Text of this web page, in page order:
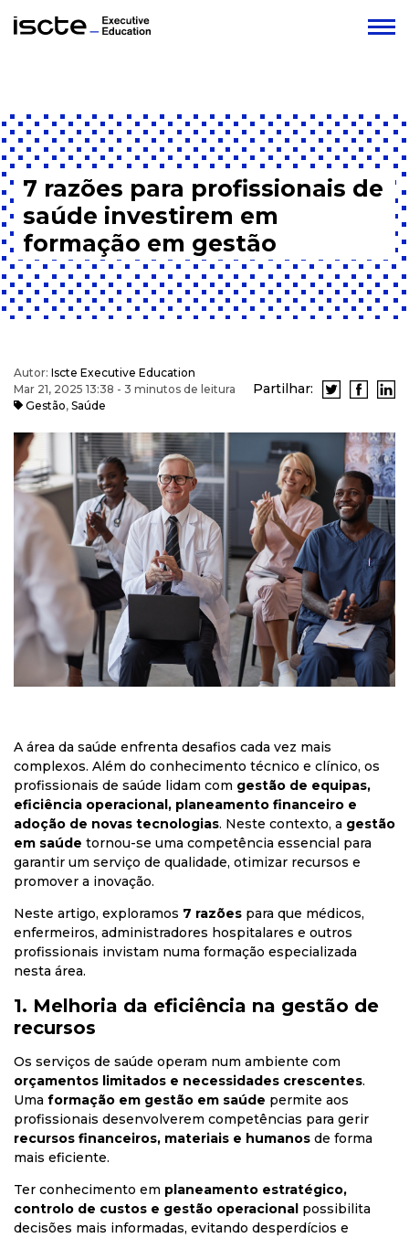
7 razões para profissionais de
saúde investirem em
formação em gestão
Autor: Iscte Executive Education
Mar 21, 2025 13:38 - 3 minutos de leitura
Gestão, Saúde
Partilhar:
A área da saúde enfrenta desafios cada vez mais
complexos. Além do conhecimento técnico e clínico, os
profissionais de saúde lidam com gestão de equipas,
eficiência operacional, planeamento financeiro e
adoção de novas tecnologias. Neste contexto, a gestão
em saúde tornou-se uma competência essencial para
garantir um serviço de qualidade, otimizar recursos e
promover a inovação.
Neste artigo, exploramos 7 razões para que médicos,
enfermeiros, administradores hospitalares e outros
profissionais invistam numa formação especializada
nesta área.
1. Melhoria da eficiência na gestão de
recursos
Os serviços de saúde operam num ambiente com
orçamentos limitados e necessidades crescentes.
Uma formação em gestão em saúde permite aos
profissionais desenvolverem competências para gerir
recursos financeiros, materiais e humanos de forma
mais eficiente.
Ter conhecimento em planeamento estratégico,
controlo de custos e gestão operacional possibilita
decisões mais informadas, evitando desperdícios e